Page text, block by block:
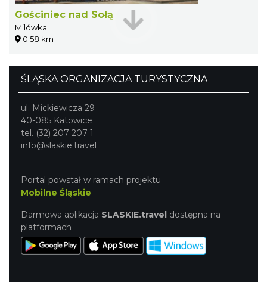
Gościniec nad Sołą
Milówka
0.58 km
ŚLĄSKA ORGANIZACJA TURYSTYCZNA
ul. Mickiewicza 29
40-085 Katowice
tel. (32) 207 207 1
info@slaskie.travel
Portal powstał w ramach projektu
Mobilne Śląskie
Darmowa aplikacja SLASKIE.travel dostępna na
platformach